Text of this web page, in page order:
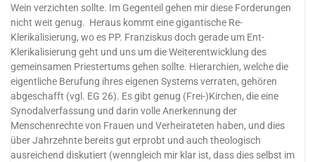
Wein verzichten sollte. Im Gegenteil gehen mir diese Forderungen
nicht weit genug. Heraus kommt eine gigantische Re-
Klerikalisierung, wo es PP. Franziskus doch gerade um Ent-
Klerikalisierung geht und uns um die Weiterentwicklung des
gemeinsamen Priestertums gehen sollte. Hierarchien, welche die
eigentliche Berufung ihres eigenen Systems verraten, gehören
abgeschafft (vgl. EG 26). Es gibt genug (Frei-)Kirchen, die eine
Synodalverfassung und darin volle Anerkennung der
Menschenrechte von Frauen und Verheirateten haben, und dies
über Jahrzehnte bereits gut erprobt und auch theologisch
ausreichend diskutiert (wenngleich mir klar ist, dass dies selbst im